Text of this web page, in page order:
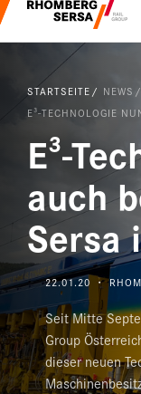
REFERENZEN
NEWS
DOWNLOAD CENTER
ONLINE MAGAZIN
Über uns
Karriere
Suchempfehlungen
Karriere im
Digital Rail
STARTSEITE
NEWS
E³-TECHNOLOGIE
E³-
auch
Sersa
22.01.20 ・
Seit Mitte
Group
dieser neuen